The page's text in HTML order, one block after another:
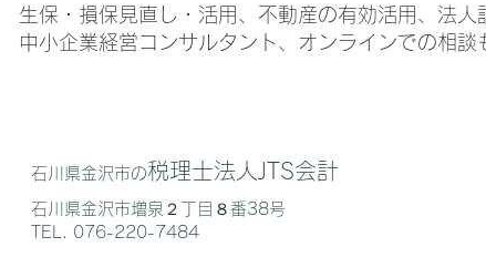
生保・損保見直し・活用、不動産の有効活用、法人
中小企業経営コンサルタント、オンラインでの相談
石川県金沢市の税理士法人JTS会計
石川県金沢市増泉２丁目８番38号
TEL. 076-220-7484